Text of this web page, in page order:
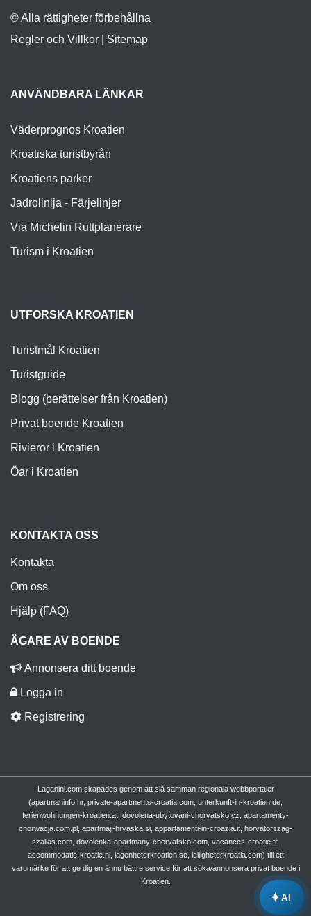
✦AI
© Alla rättigheter förbehållna
Regler och Villkor
Sitemap
ANVÄNDBARA LÄNKAR
Väderprognos Kroatien
Kroatiska turistbyrån
Kroatiens parker
Jadrolinija - Färjelinjer
Via Michelin Ruttplanerare
Turism i Kroatien
UTFORSKA KROATIEN
Turistmål Kroatien
Turistguide
Blogg (berättelser från Kroatien)
Privat boende Kroatien
Rivieror i Kroatien
Öar i Kroatien
KONTAKTA OSS
Kontakta
Om oss
Hjälp (FAQ)
ÄGARE AV BOENDE
Annonsera ditt boende
Logga in
Registrering
Laganini.com skapades genom att slå samman regionala webbportaler
(apartmaninfo.hr, private-apartments-croatia.com, unterkunft-in-kroatien.de,
ferienwohnungen-kroatien.at, dovolena-ubytovani-chorvatsko.cz, apartamenty-
chorwacja.com.pl, apartmaji-hrvaska.si, appartamenti-in-croazia.it, horvatorszag-
szallas.com, dovolenka-apartmany-chorvatsko.com, vacances-croatie.fr,
accommodatie-kroatie.nl, lagenheterkroatien.se, leiligheterkroatia.com) till ett
varumärke för att ge dig en ännu bättre service för att söka/annonsera privat boende i
Kroatien.